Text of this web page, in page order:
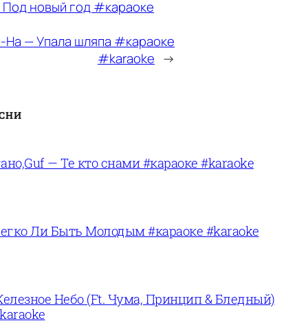
новый год #караоке
На — Упала шляпа #караоке
#karaoke →
— Те кто снами #караоке #karaoke
Ли Быть Молодым #караоке #karaoke
Небо (Ft. Чума, Принцип & Бледный)